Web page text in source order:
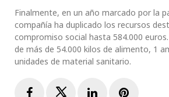
Finalmente, en un año marcado por la
compañía ha duplicado los recursos
compromiso social hasta 584.000
de más de 54.000 kilos de alimento, 1
unidades de material sanitario.
FacebookTwitterLinkedIn